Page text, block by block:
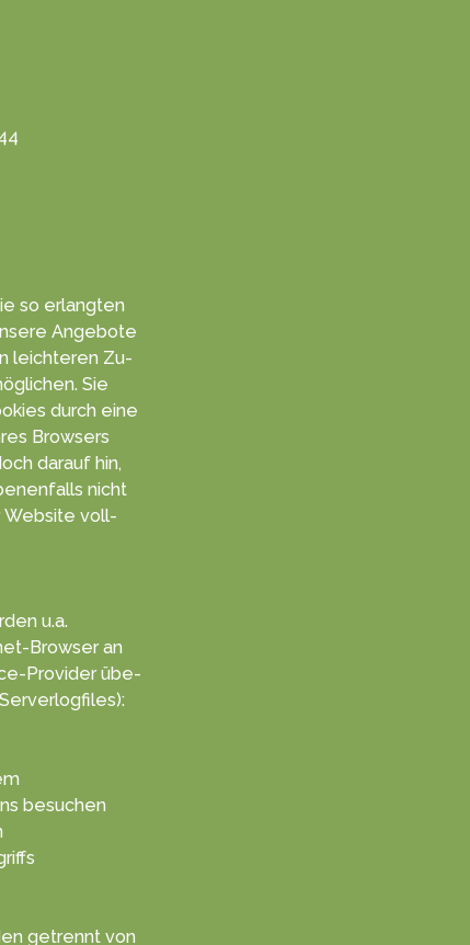
so er­langten
An­gebo­te
leich­teren Zu­
Sie
durch eine
Browsers
da­rauf hin,
nicht
Web­site voll­
u.a.
Browser an
Provider übe­
besuchen
getrennt von